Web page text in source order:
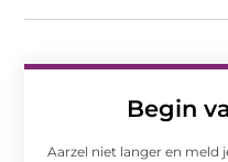
Begin
Aarzel niet langer en meld